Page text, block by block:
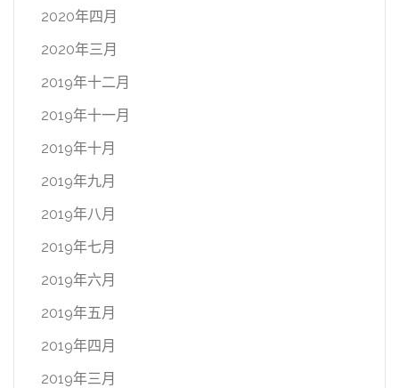
2020年四月
2020年三月
2019年十二月
2019年十一月
2019年十月
2019年九月
2019年八月
2019年七月
2019年六月
2019年五月
2019年四月
2019年三月